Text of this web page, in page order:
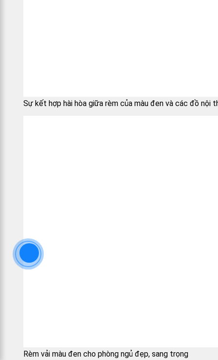
Sự kết hợp hài hòa giữa rèm của màu đen và các đồ nội
Rèm vải màu đen cho phòng ngủ đẹp, sang trọng